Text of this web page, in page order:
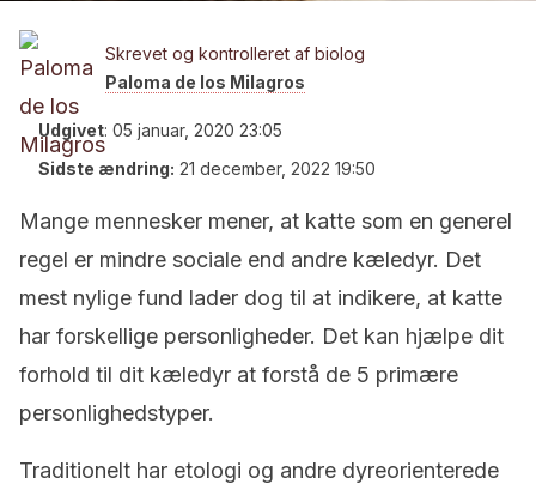
Skrevet og kontrolleret af biolog
Paloma de los Milagros
Udgivet: 05 januar, 2020 23:05
Sidste ændring: 21 december, 2022 19:50
Mange mennesker mener, at katte som en generel
regel er mindre sociale end andre kæledyr. Det
mest nylige fund lader dog til at indikere, at katte
har forskellige personligheder. Det kan hjælpe dit
forhold til dit kæledyr at forstå de 5 primære
personlighedstyper.
Traditionelt har etologi og andre dyreorienterede